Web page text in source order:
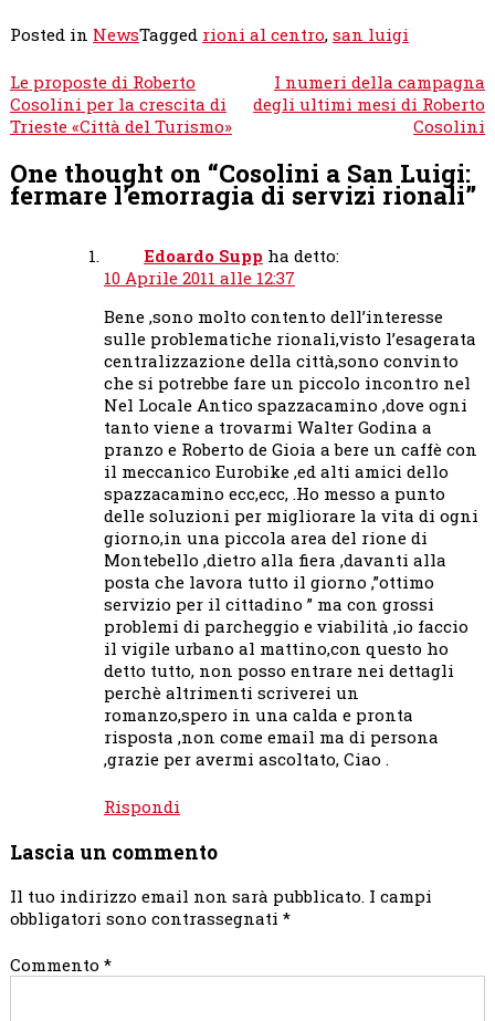
Posted in NewsTagged rioni al centro, san luigi
Navigazione
articoli
Le proposte di Roberto
Cosolini per la crescita di
Trieste «Città del Turismo»
I numeri della campagna
degli ultimi mesi di Roberto
Cosolini
One thought on “Cosolini a San Luigi:
fermare l’emorragia di servizi rionali”
Edoardo Supp ha detto:
10 Aprile 2011 alle 12:37
Bene ,sono molto contento dell’interesse
sulle problematiche rionali,visto l’esagerata
centralizzazione della città,sono convinto
che si potrebbe fare un piccolo incontro nel
Nel Locale Antico spazzacamino ,dove ogni
tanto viene a trovarmi Walter Godina a
pranzo e Roberto de Gioia a bere un caffè con
il meccanico Eurobike ,ed alti amici dello
spazzacamino ecc,ecc, .Ho messo a punto
delle soluzioni per migliorare la vita di ogni
giorno,in una piccola area del rione di
Montebello ,dietro alla fiera ,davanti alla
posta che lavora tutto il giorno ,”ottimo
servizio per il cittadino ” ma con grossi
problemi di parcheggio e viabilità ,io faccio
il vigile urbano al mattino,con questo ho
detto tutto, non posso entrare nei dettagli
perchè altrimenti scriverei un
romanzo,spero in una calda e pronta
risposta ,non come email ma di persona
,grazie per avermi ascoltato, Ciao .
Rispondi
Lascia un commento
Il tuo indirizzo email non sarà pubblicato. I campi
obbligatori sono contrassegnati *
Commento *